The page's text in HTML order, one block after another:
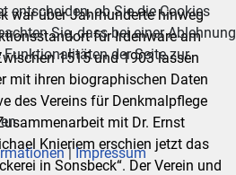
war über Jahrhunderte hinweg
für Irdenware am
1515 und 1903 lassen
mit ihren biographischen Daten
des Vereins für Denkmalpflege
mit Dr. Ernst
Knieriem erschien jetzt das
in Sonsbeck“. Der Verein und
entscheiden, ob Sie die Cookies
Sie, dass bei einer Ablehnung
der Seite zur
|Impressum